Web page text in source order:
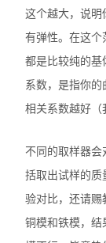
液相色谱仪
X射线光谱
元素分析
这个越大，说明
有弹性。在这个
都是比较纯的基
系数，是指你的
相关系数越好（
不同的取样器
括取出试样的质
验对比，还请赐
铜模和铁模，结